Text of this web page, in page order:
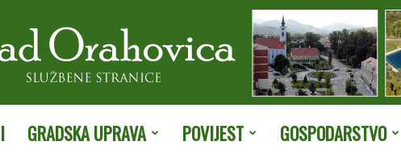
GRADSKA UPRAVA POVIJEST GOSPODARSTVO